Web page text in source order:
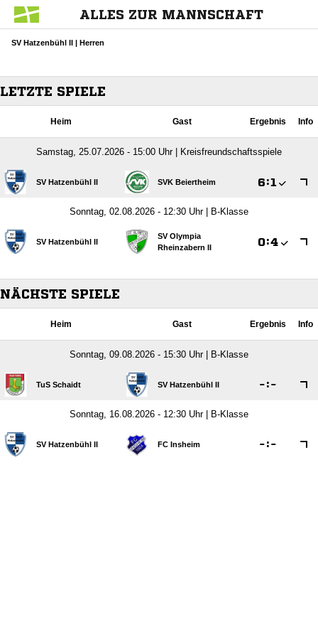
ALLES ZUR MANNSCHAFT
SV Hatzenbühl II | Herren
LETZTE SPIELE
Heim Gast Ergebnis Info
Samstag, 25.07.2026 - 15:00 Uhr | Kreisfreundschaftsspiele
SV Hatzenbühl II SVK Beiertheim :
Sonntag, 02.08.2026 - 12:30 Uhr | B-Klasse
SV Hatzenbühl II
SV Olympia
Rheinzabern II
:
NÄCHSTE SPIELE
Heim Gast Ergebnis Info
Sonntag, 09.08.2026 - 15:30 Uhr | B-Klasse
TuS Schaidt SV Hatzenbühl II :
Sonntag, 16.08.2026 - 12:30 Uhr | B-Klasse
SV Hatzenbühl II FC Insheim :